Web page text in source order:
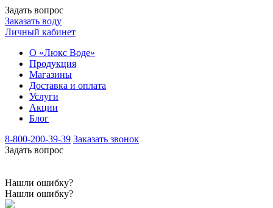
Задать вопрос
Заказать воду
Личный кабинет
О «Люкс Воде»
Продукция
Магазины
Доставка и оплата
Услуги
Акции
Блог
8-800-200-39-39 Заказать звонок
Задать вопрос
Нашли ошибку?
Нашли ошибку?